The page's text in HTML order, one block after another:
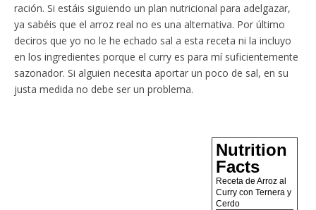
ración. Si estáis siguiendo un plan nutricional para adelgazar,
ya sabéis que el arroz real no es una alternativa. Por último
deciros que yo no le he echado sal a esta receta ni la incluyo
en los ingredientes porque el curry es para mí suficientemente
sazonador. Si alguien necesita aportar un poco de sal, en su
justa medida no debe ser un problema.
Nutrition
Facts
Receta de Arroz al
Curry con Ternera y
Cerdo